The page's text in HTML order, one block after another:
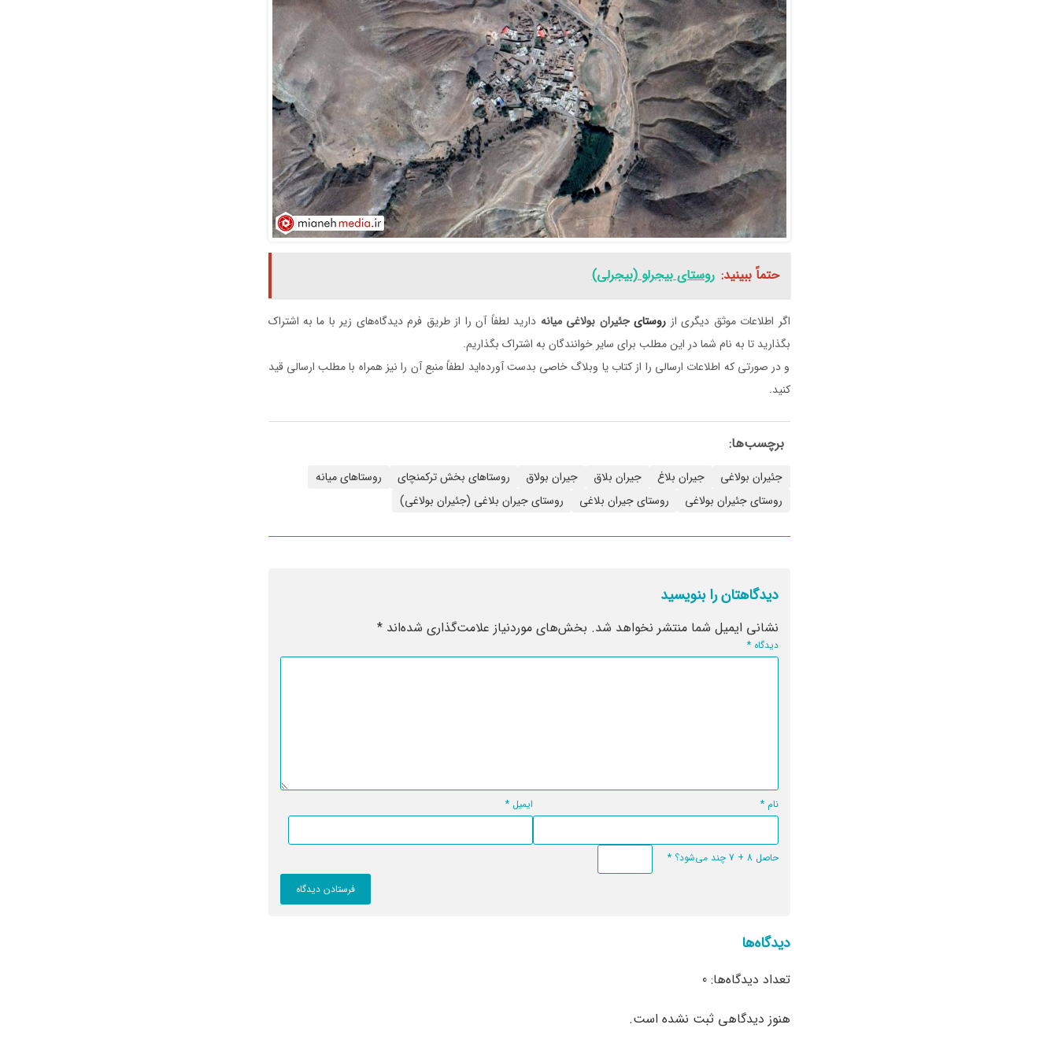
حتماً ببینید: روستای بیجرلو (بیجرلی)
اگر اطلاعات موثق دیگری از روستای جئیران بولاغی میانه دارید لطفاً آن را از طریق فرم دیدگاه‌های زیر با ما به اشتراک
بگذارید تا به نام شما در این مطلب برای سایر خوانندگان به اشتراک بگذاریم.
و در صورتی که اطلاعات ارسالی را از کتاب یا وبلاگ خاصی بدست آورده‌اید لطفاً منبع آن را نیز همراه با مطلب ارسالی قید
کنید.
برچسب‌ها:
جئیران بولاغی جیران بلاغ جیران بلاق جیران بولاق روستاهای بخش ترکمنچای
روستاهای میانه
روستای جئیران بولاغی
روستای جیران بلاغی روستای جیران بلاغی (جئیران بولاغی)
دیدگاهتان را بنویسید
نشانی ایمیل شما منتشر نخواهد شد. بخش‌های موردنیاز علامت‌گذاری شده‌اند*
دیدگاه*
نام* ایمیل *
حاصل 8 + 7 چند می‌شود؟ *
دیدگاه‌ها
تعداد دیدگاه‌ها: 0
هنوز دیدگاهی ثبت نشده است.